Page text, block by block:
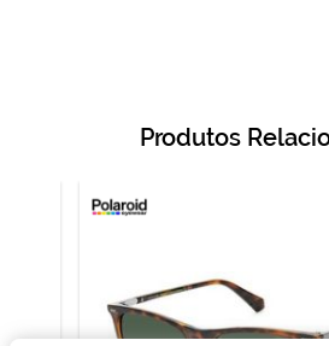
Produtos